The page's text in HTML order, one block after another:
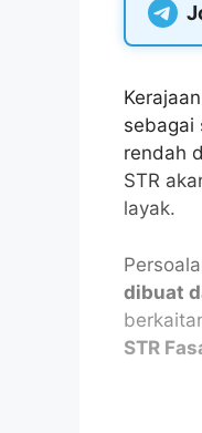
sebagai
rendah
STR
layak.
dibuat
STR